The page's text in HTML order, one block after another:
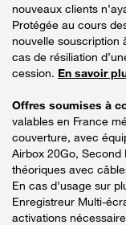
nouveaux clients
Protégée au cours
nouvelle souscription
cas de résiliation
cession. En savoir
Offres soumises à
valables en France
couverture, avec
Airbox 20Go,
théoriques avec
En cas d’usage sur
Enregistreur Multi-
activations